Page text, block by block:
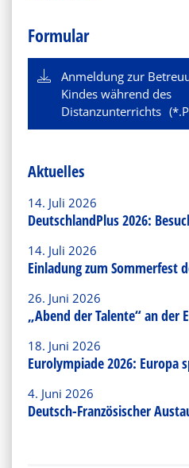
Formular
Anmeldung zur
Kindes während des
Distanzunterrichts
Aktuelles
14. Juli 2026
DeutschlandPlus 2026:
14. Juli 2026
Einladung zum Sommerfest
26. Juni 2026
„Abend der Talente“ an der
18. Juni 2026
Eurolympiade 2026: Europa
4. Juni 2026
Deutsch-Französischer